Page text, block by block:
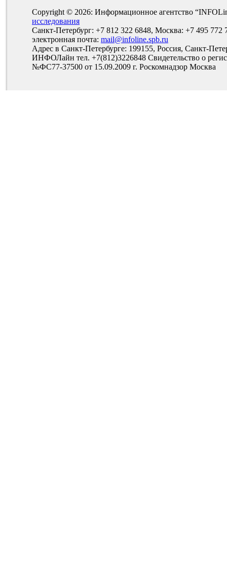
Copyright © 2026: Информационное агентство
исследования
Санкт-Петербург: +7 812 322 6848, Москва: +7 495 772
электронная почта: mail@infoline.spb.ru
Адрес в Санкт-Петербурге: 199155, Россия, Санкт-
ИНФОЛайн тел. +7(812)3226848 Свидетельство о
№ФС77-37500 от 15.09.2009 г. Роскомнадзор Москва